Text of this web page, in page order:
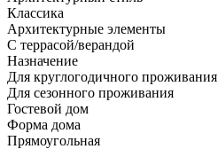
Классика
Архитектурные элементы
С террасой/верандой
Назначение
Для круглогодичного проживания
Для сезонного проживания
Гостевой дом
Форма дома
Прямоугольная